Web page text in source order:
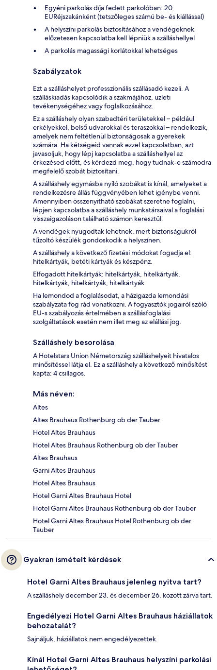
Egyéni parkolás díja fedett parkolóban: 20
EURéjszakánként (tetszőleges számú be- és kiállással)
A helyszíni parkolás biztosításához a vendégeknek
előzetesen kapcsolatba kell lépniük a szálláshellyel
A parkolás magassági korlátokkal lehetséges
Szabályzatok
Ezt a szálláshelyet professzionális szállásadó kezeli. A
szálláskiadás kapcsolódik a szakmájához, üzleti
tevékenységéhez vagy foglalkozásához.
Ez a szálláshely olyan szabadtéri területekkel – például
erkélyekkel, belső udvarokkal és teraszokkal – rendelkezik,
amelyek nem feltétlenül biztonságosak a gyerekek
számára. Ha kétségeid vannak ezzel kapcsolatban, azt
javasoljuk, hogy lépj kapcsolatba a szálláshellyel az
érkezésed előtt, és kérdezd meg, hogy tudnak-e számodra
megfelelő szobát biztosítani.
A szálláshely egymásba nyíló szobákat is kínál, amelyeket a
rendelkezésre állás függvényében lehet igénybe venni.
Amennyiben összenyitható szobákat szeretne foglalni,
lépjen kapcsolatba a szálláshely munkatársaival a foglalási
visszaigazoláson található számon keresztül.
A vendégek nyugodtak lehetnek, mert biztonságukról
tűzoltó készülék gondoskodik a helyszínen.
A szálláshely a következő fizetési módokat fogadja el:
hitelkártyák, betéti kártyák és készpénz.
Elfogadott hitelkártyák: hitelkártyák, hitelkártyák,
hitelkártyák, hitelkártyák, hitelkártyák
Ha lemondod a foglalásodat, a házigazda lemondási
szabályzata fog rád vonatkozni. A fogyasztók jogairól szóló
EU-s szabályozás értelmében a szállásfoglalási
szolgáltatások esetén nem illet meg az elállási jog.
Szálláshely besorolása
A Hotelstars Union Németország szálláshelyeit hivatalos
minősítéssel látja el. Ez a szálláshely a következő minősítést
kapta: 4 csillagos.
Más néven:
Altes
Altes Brauhaus Rothenburg ob der Tauber
Hotel Altes Brauhaus
Hotel Altes Brauhaus Rothenburg ob der Tauber
Altes Brauhaus
Garni Altes Brauhaus
Hotel Altes Brauhaus
Hotel Garni Altes Brauhaus Hotel
Hotel Garni Altes Brauhaus Rothenburg ob der Tauber
Hotel Garni Altes Brauhaus Hotel Rothenburg ob der
Tauber
Gyakran ismételt kérdések
Hotel Garni Altes Brauhaus jelenleg nyitva tart?
A szálláshely december 23. és december 26. között zárva tart.
Engedélyezi Hotel Garni Altes Brauhaus háziállatok
behozatalát?
Sajnáljuk, háziállatok nem engedélyezettek.
Kínál Hotel Garni Altes Brauhaus helyszíni parkolási